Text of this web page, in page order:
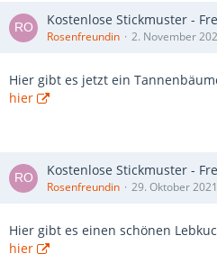
Kostenlose Stickmuster -
Rosenfreundin 2. November
Hier gibt es jetzt ein
hier
Kostenlose Stickmuster -
Rosenfreundin 29. Oktober 2021
Hier gibt es einen schönen
hier